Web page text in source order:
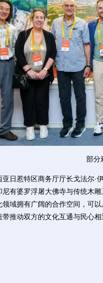
部分
惹特区商务厅厅长戈法尔·
尼有婆罗浮屠大佛寺与传统木
领域拥有广阔的合作空间，可
推动双方的文化互通与民心相